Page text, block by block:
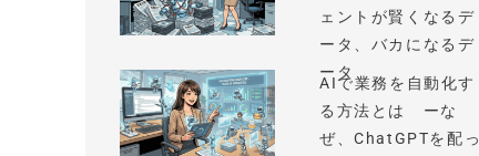
ェントが賢くなるデ
ータ、バカになるデ
ータ
AIで業務を自動化す
る方法とは ーな
ぜ、ChatGPTを配っ